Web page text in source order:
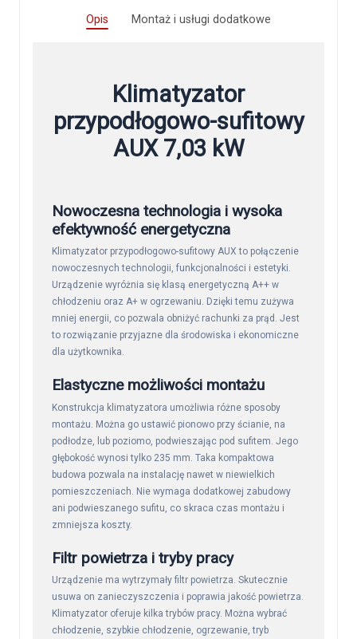
Opis Montaż i usługi dodatkowe
Klimatyzator
przypodłogowo-sufitowy
AUX 7,03 kW
Nowoczesna technologia i wysoka
efektywność energetyczna
Klimatyzator przypodłogowo-sufitowy AUX to połączenie
nowoczesnych technologii, funkcjonalności i estetyki.
Urządzenie wyróżnia się klasą energetyczną A++ w
chłodzeniu oraz A+ w ogrzewaniu. Dzięki temu zużywa
mniej energii, co pozwala obniżyć rachunki za prąd. Jest
to rozwiązanie przyjazne dla środowiska i ekonomiczne
dla użytkownika.
Elastyczne możliwości montażu
Konstrukcja klimatyzatora umożliwia różne sposoby
montażu. Można go ustawić pionowo przy ścianie, na
podłodze, lub poziomo, podwieszając pod sufitem. Jego
głębokość wynosi tylko 235 mm. Taka kompaktowa
budowa pozwala na instalację nawet w niewielkich
pomieszczeniach. Nie wymaga dodatkowej zabudowy
ani podwieszanego sufitu, co skraca czas montażu i
zmniejsza koszty.
Filtr powietrza i tryby pracy
Urządzenie ma wytrzymały filtr powietrza. Skutecznie
usuwa on zanieczyszczenia i poprawia jakość powietrza.
Klimatyzator oferuje kilka trybów pracy. Można wybrać
chłodzenie, szybkie chłodzenie, ogrzewanie, tryb